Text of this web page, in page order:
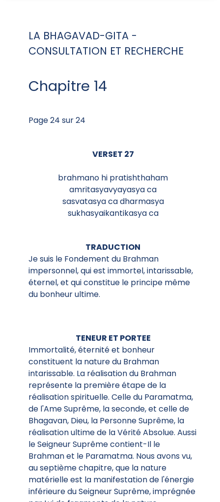
LA BHAGAVAD-GITA -
CONSULTATION ET RECHERCHE
Chapitre 14
Page 24 sur 24
VERSET 27
brahmano hi pratishthaham
amritasyavyayasya ca
sasvatasya ca dharmasya
sukhasyaikantikasya ca
TRADUCTION
Je suis le Fondement du Brahman
impersonnel, qui est immortel, intarissable,
éternel, et qui constitue le principe même
du bonheur ultime.
TENEUR ET PORTEE
Immortalité, éternité et bonheur
constituent la nature du Brahman
intarissable. La réalisation du Brahman
représente la première étape de la
réalisation spirituelle. Celle du Paramatma,
de l'Ame Suprême, la seconde, et celle de
Bhagavan, Dieu, la Personne Suprême, la
réalisation ultime de la Vérité Absolue. Aussi
le Seigneur Suprême contient-Il le
Brahman et le Paramatma. Nous avons vu,
au septième chapitre, que la nature
matérielle est la manifestation de l'énergie
inférieure du Seigneur Suprême, imprégnée